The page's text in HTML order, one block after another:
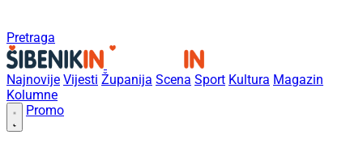
Pretraga
Najnovije Vijesti Županija Scena Sport Kultura Magazin
Kolumne
Promo